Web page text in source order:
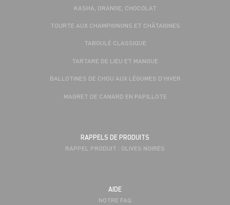
KASHA, ORANGE, CHOCOLAT
TOURTE AUX CHAMPIGNONS ET CHÂTAIGNES
TABOULÉ CLASSIQUE
TARTARE DE LIEU ET MANGUE
BALLOTINES DE CHOU AUX LÉGUMES D'HIVER
MAGRET DE CANARD EN PAPILLOTE
RAPPELS DE PRODUITS
RAPPEL PRODUIT : OLIVES NOIRES
AIDE
NOTRE FAQ